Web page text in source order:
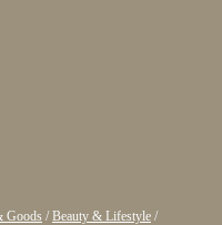
Goods / Beauty & Lifestyle/